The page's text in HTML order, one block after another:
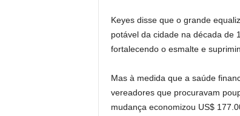
Keyes disse que o grande
potável da cidade na década de
fortalecendo o esmalte e
Mas à medida que a saúde
vereadores que procuravam
mudança economizou US$